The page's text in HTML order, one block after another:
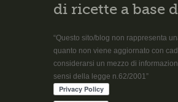
di ricette a base
“Questo sito/blog non rappresenta
quanto non viene aggiornato con
considerarsi un mezzo di
sensi della legge n.62/2001”